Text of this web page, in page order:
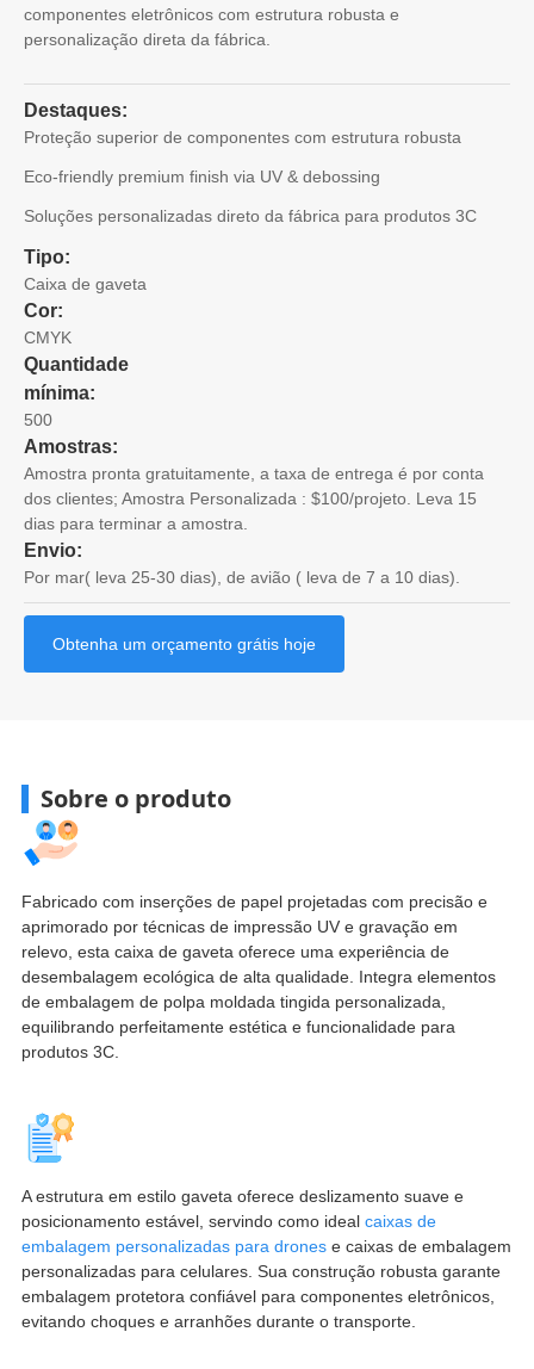
componentes eletrônicos com estrutura robusta e
personalização direta da fábrica.
Destaques:
Proteção superior de componentes com estrutura robusta
Eco-friendly premium finish via UV & debossing
Soluções personalizadas direto da fábrica para produtos 3C
Tipo:
Caixa de gaveta
Cor:
CMYK
Quantidade
mínima:
500
Amostras:
Amostra pronta gratuitamente, a taxa de entrega é por conta
dos clientes; Amostra Personalizada : $100/projeto. Leva 15
dias para terminar a amostra.
Envio:
Por mar( leva 25-30 dias), de avião ( leva de 7 a 10 dias).
Obtenha um orçamento grátis hoje
Sobre o produto
Fabricado com inserções de papel projetadas com precisão e
aprimorado por técnicas de impressão UV e gravação em
relevo, esta caixa de gaveta oferece uma experiência de
desembalagem ecológica de alta qualidade. Integra elementos
de embalagem de polpa moldada tingida personalizada,
equilibrando perfeitamente estética e funcionalidade para
produtos 3C.
A estrutura em estilo gaveta oferece deslizamento suave e
posicionamento estável, servindo como ideal caixas de
embalagem personalizadas para dronese caixas de embalagem
personalizadas para celulares. Sua construção robusta garante
embalagem protetora confiável para componentes eletrônicos,
evitando choques e arranhões durante o transporte.